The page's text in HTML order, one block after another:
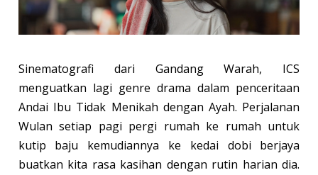
Sinematografi dari Gandang Warah, ICS
menguatkan lagi genre drama dalam penceritaan
Andai Ibu Tidak Menikah dengan Ayah. Perjalanan
Wulan setiap pagi pergi rumah ke rumah untuk
kutip baju kemudiannya ke kedai dobi berjaya
buatkan kita rasa kasihan dengan rutin harian dia.